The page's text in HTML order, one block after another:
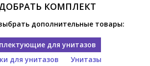
КОМПЛЕКТ
дополнительные товары:
для унитазов
для унитазов
Унитазы